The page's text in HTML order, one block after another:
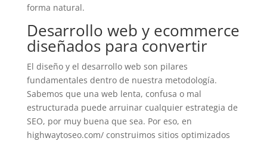
forma natural.
Desarrollo web y ecommerce
diseñados para convertir
El diseño y el desarrollo web son pilares
fundamentales dentro de nuestra metodología.
Sabemos que una web lenta, confusa o mal
estructurada puede arruinar cualquier estrategia de
SEO, por muy buena que sea. Por eso, en
highwaytoseo.com/ construimos sitios optimizados